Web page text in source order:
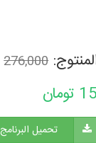
276,000
تومان
تحميل البرنامج